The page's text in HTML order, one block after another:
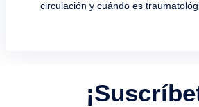
circulación y cuándo es